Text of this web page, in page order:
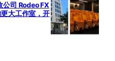
公司 Rodeo FX
大工作室，开